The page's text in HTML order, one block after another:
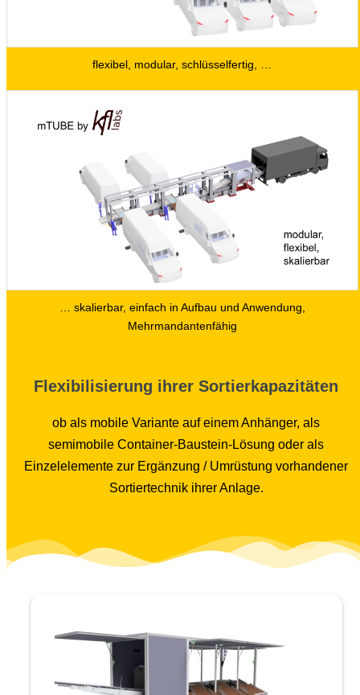
flexibel, modular, schlüsselfertig, …
… skalierbar, einfach in Aufbau und Anwendung,
Mehrmandantenfähig
Flexibilisierung ihrer Sortierkapazitäten
ob als mobile Variante auf einem Anhänger, als
semimobile Container-Baustein-Lösung oder als
Einzelelemente zur Ergänzung / Umrüstung vorhandener
Sortiertechnik ihrer Anlage.